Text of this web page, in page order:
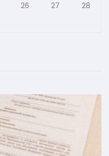
26 27
28